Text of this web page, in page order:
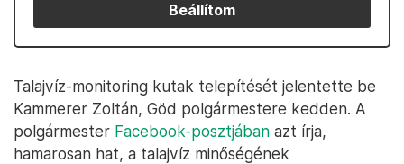
Beállítom
Talajvíz-monitoring kutak telepítését jelentette be
Kammerer Zoltán, Göd polgármestere kedden. A
polgármester Facebook-posztjában azt írja,
hamarosan hat, a talajvíz minőségének